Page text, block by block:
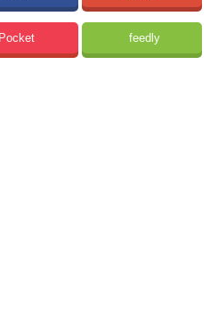
Pocket feedly